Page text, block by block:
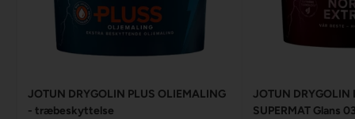
JOTUN DRYGOLIN PLUS OLIEMALING
- træbeskyttelse
JOTUN DRYGOLIN
SUPERMAT Glans